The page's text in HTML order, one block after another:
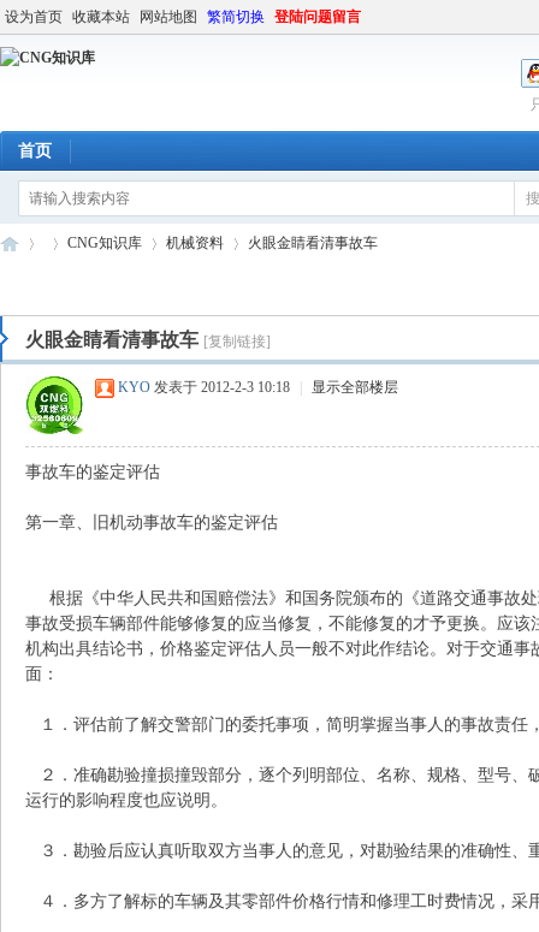
设为首页 收藏本站 网站地图 繁简切换 登陆问题留言
首页
C » ›
CNG知识库
›
机械资料
›
火眼金睛看清事故车
火眼金睛看清事故车 [复制链接]
KYO 发表于 2012-2-3 10:18 显示全部楼层
事故车的鉴定评估
第一章、旧机动事故车的鉴定评估
根据《中华人民共和国赔偿法》和国务院颁布的《道路交通事故
事故受损车辆部件能够修复的应当修复，不能修复的才予更换。应
机构出具结论书，价格鉴定评估人员一般不对此作结论。对于交通
面：
１．评估前了解交警部门的委托事项，简明掌握当事人的事故责任
２．准确勘验撞损撞毁部分，逐个列明部位、名称、规格、型号
运行的影响程度也应说明。
３．勘验后应认真听取双方当事人的意见，对勘验结果的准确性
４．多方了解标的车辆及其零部件价格行情和修理工时费情况，